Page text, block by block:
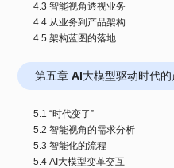
4.3 智能视角透视业务
4.4 从业务到产品架构
第五章 AI大模型驱动时代
5.1 “时代变了”
5.2 智能视角的需求分析
5.3 智能化的流程